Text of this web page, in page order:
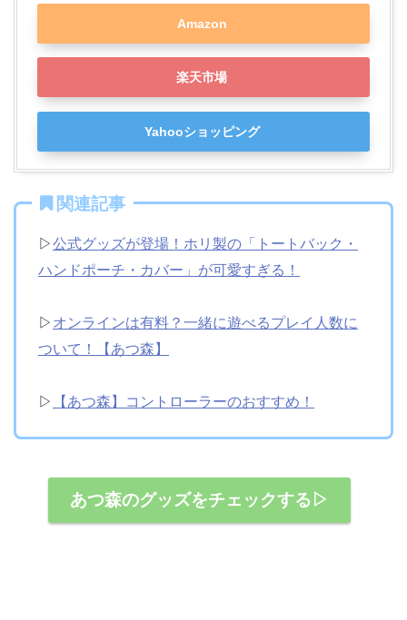
Amazon
楽天市場
Yahooショッピング
関連記事
▷公式グッズが登場！ホリ製の「トートバック・
ハンドポーチ・カバー」が可愛すぎる！
▷ オンラインは有料？一緒に遊べるプレイ人数に
ついて！【あつ森】
▷ 【あつ森】コントローラーのおすすめ！
あつ森のグッズをチェックする▷